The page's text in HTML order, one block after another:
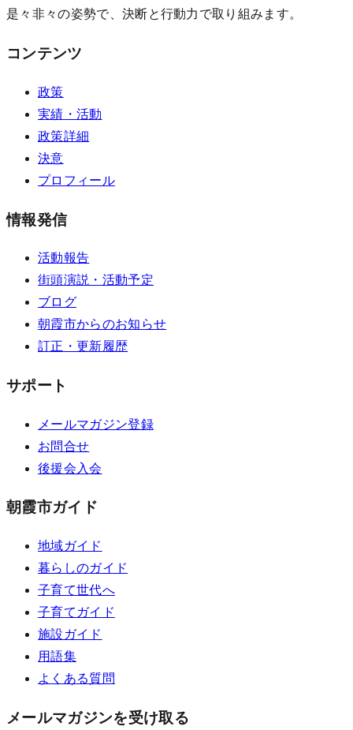
是々非々の姿勢で、決断と行動力で取り組みます。
コンテンツ
政策
実績・活動
政策詳細
決意
プロフィール
情報発信
活動報告
街頭演説・活動予定
ブログ
朝霞市からのお知らせ
訂正・更新履歴
サポート
メールマガジン登録
お問合せ
後援会入会
朝霞市ガイド
地域ガイド
暮らしのガイド
子育て世代へ
子育てガイド
施設ガイド
用語集
よくある質問
メールマガジンを受け取る